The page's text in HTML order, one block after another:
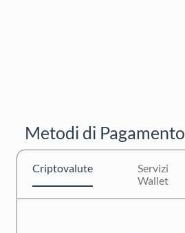
Metodi di Pagamento
Criptovalute
Servizi
Wallet